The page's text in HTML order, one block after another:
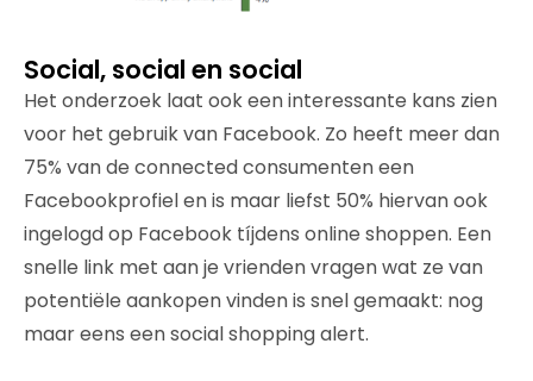
Social, social en social
Het onderzoek laat ook een interessante kans zien
voor het gebruik van Facebook. Zo heeft meer dan
75% van de connected consumenten een
Facebookprofiel en is maar liefst 50% hiervan ook
ingelogd op Facebook tíjdens online shoppen. Een
snelle link met aan je vrienden vragen wat ze van
potentiële aankopen vinden is snel gemaakt: nog
maar eens een social shopping alert.